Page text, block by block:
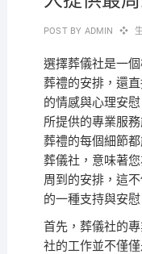
POST BY ADMIN
選擇葬儀社是一
葬禮的安排，還
的情感與心理安
所提供的專業服
葬禮的每個細節
葬儀社，意味著
周到的安排，這
的一種支持與安慰
首先，葬儀社的
社的工作並不僅